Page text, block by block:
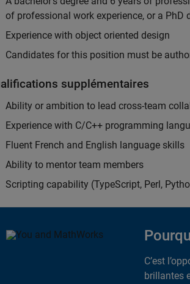
of professional work experience, or a PhD
Experience with object oriented design
Candidates for this position must be
supplémentaires
Ability or ambition to lead cross-team
Experience with C/C++ programming
Fluent French and English language skills
Ability to mentor team members
Scripting capability (TypeScript, Perl,
C’est
brillantes